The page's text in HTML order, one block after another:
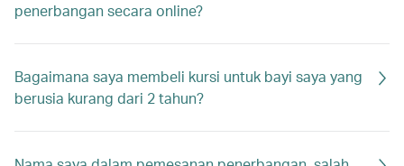
penerbangan secara online?
Bagaimana saya membeli kursi untuk bayi saya yang
berusia kurang dari 2 tahun?